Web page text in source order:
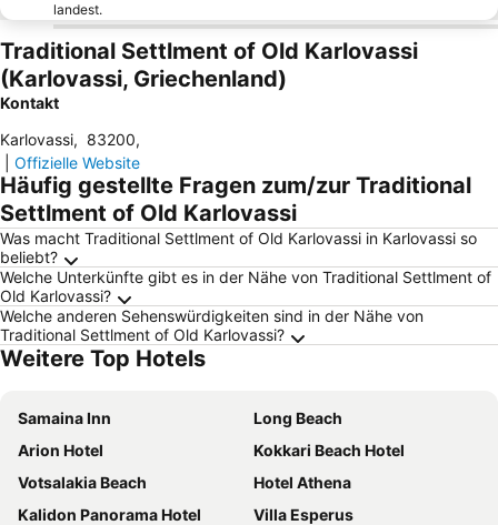
landest.
Traditional Settlment of Old Karlovassi
(Karlovassi, Griechenland)
Kontakt
Karlovassi, 83200,
Offizielle Website
Häufig gestellte Fragen zum/zur Traditional
Settlment of Old Karlovassi
Was macht Traditional Settlment of Old Karlovassi in Karlovassi so
beliebt?
Welche Unterkünfte gibt es in der Nähe von Traditional Settlment of
Old Karlovassi?
Welche anderen Sehenswürdigkeiten sind in der Nähe von
Traditional Settlment of Old Karlovassi?
Weitere Top Hotels
Samaina Inn
Long Beach
Arion Hotel
Kokkari Beach Hotel
Votsalakia Beach
Hotel Athena
Kalidon Panorama Hotel
Villa Esperus